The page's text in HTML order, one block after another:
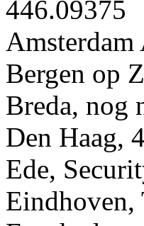
446.09375
Bergen op
Breda, nog
Den Haag,
Ede,
Eindhoven,